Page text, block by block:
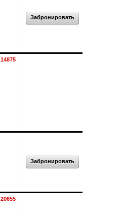
Забронировать
14875
Забронировать
20655